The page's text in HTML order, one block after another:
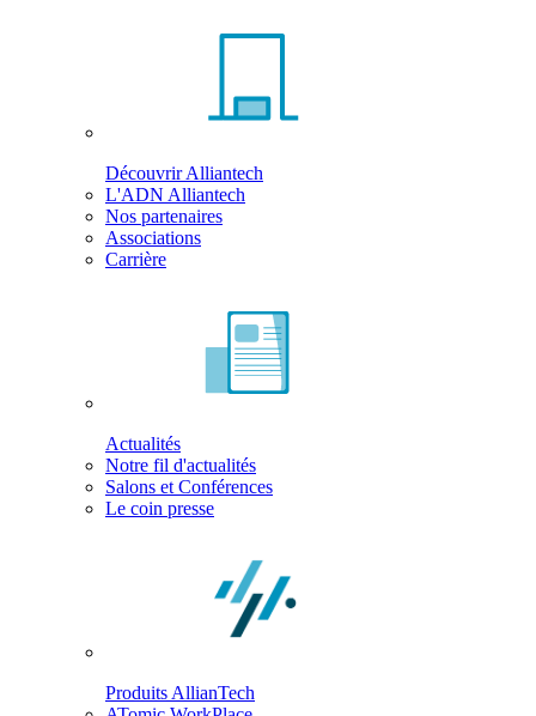
Découvrir Alliantech
L'ADN Alliantech
Nos partenaires
Associations
Carrière
Actualités
Notre fil d'actualités
Salons et Conférences
Le coin presse
Produits AllianTech